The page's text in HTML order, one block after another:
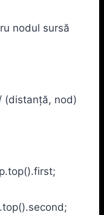
nodul sursă
nod)